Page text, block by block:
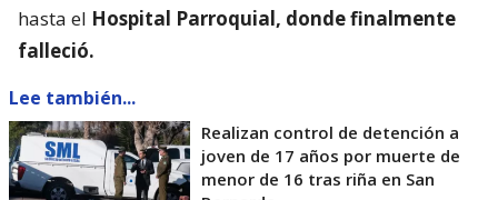
hasta el Hospital Parroquial, donde finalmente
falleció.
Lee también...
Realizan control de detención a
joven de 17 años por muerte de
menor de 16 tras riña en San